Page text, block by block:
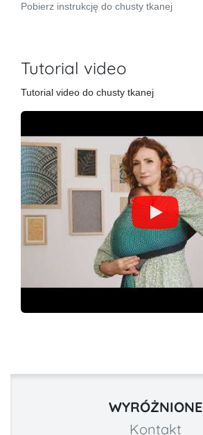
Pobierz instrukcję do chusty tkanej
Tutorial video
Tutorial video do chusty tkanej
WYRÓŻNIONE
Kontakt